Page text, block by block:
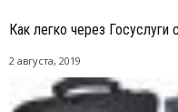
Как легко через Госуслуги
2 августа, 2019